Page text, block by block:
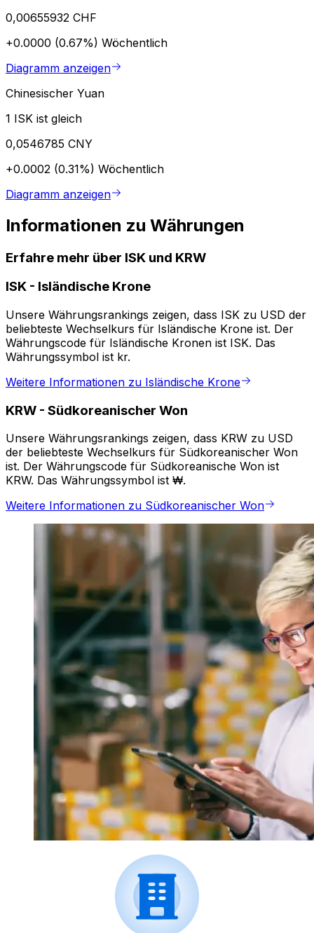
0,00655932 CHF
+0.0000 (0.67%) Wöchentlich
Diagramm anzeigen
Chinesischer Yuan
1 ISK ist gleich
0,0546785 CNY
+0.0002 (0.31%) Wöchentlich
Diagramm anzeigen
Informationen zu Währungen
Erfahre mehr über ISK und KRW
ISK - Isländische Krone
Unsere Währungsrankings zeigen, dass ISK zu USD der
beliebteste Wechselkurs für Isländische Krone ist. Der
Währungscode für Isländische Kronen ist ISK. Das
Währungssymbol ist kr.
Weitere Informationen zu Isländische Krone
KRW - Südkoreanischer Won
Unsere Währungsrankings zeigen, dass KRW zu USD
der beliebteste Wechselkurs für Südkoreanischer Won
ist. Der Währungscode für Südkoreanische Won ist
KRW. Das Währungssymbol ist ₩.
Weitere Informationen zu Südkoreanischer Won